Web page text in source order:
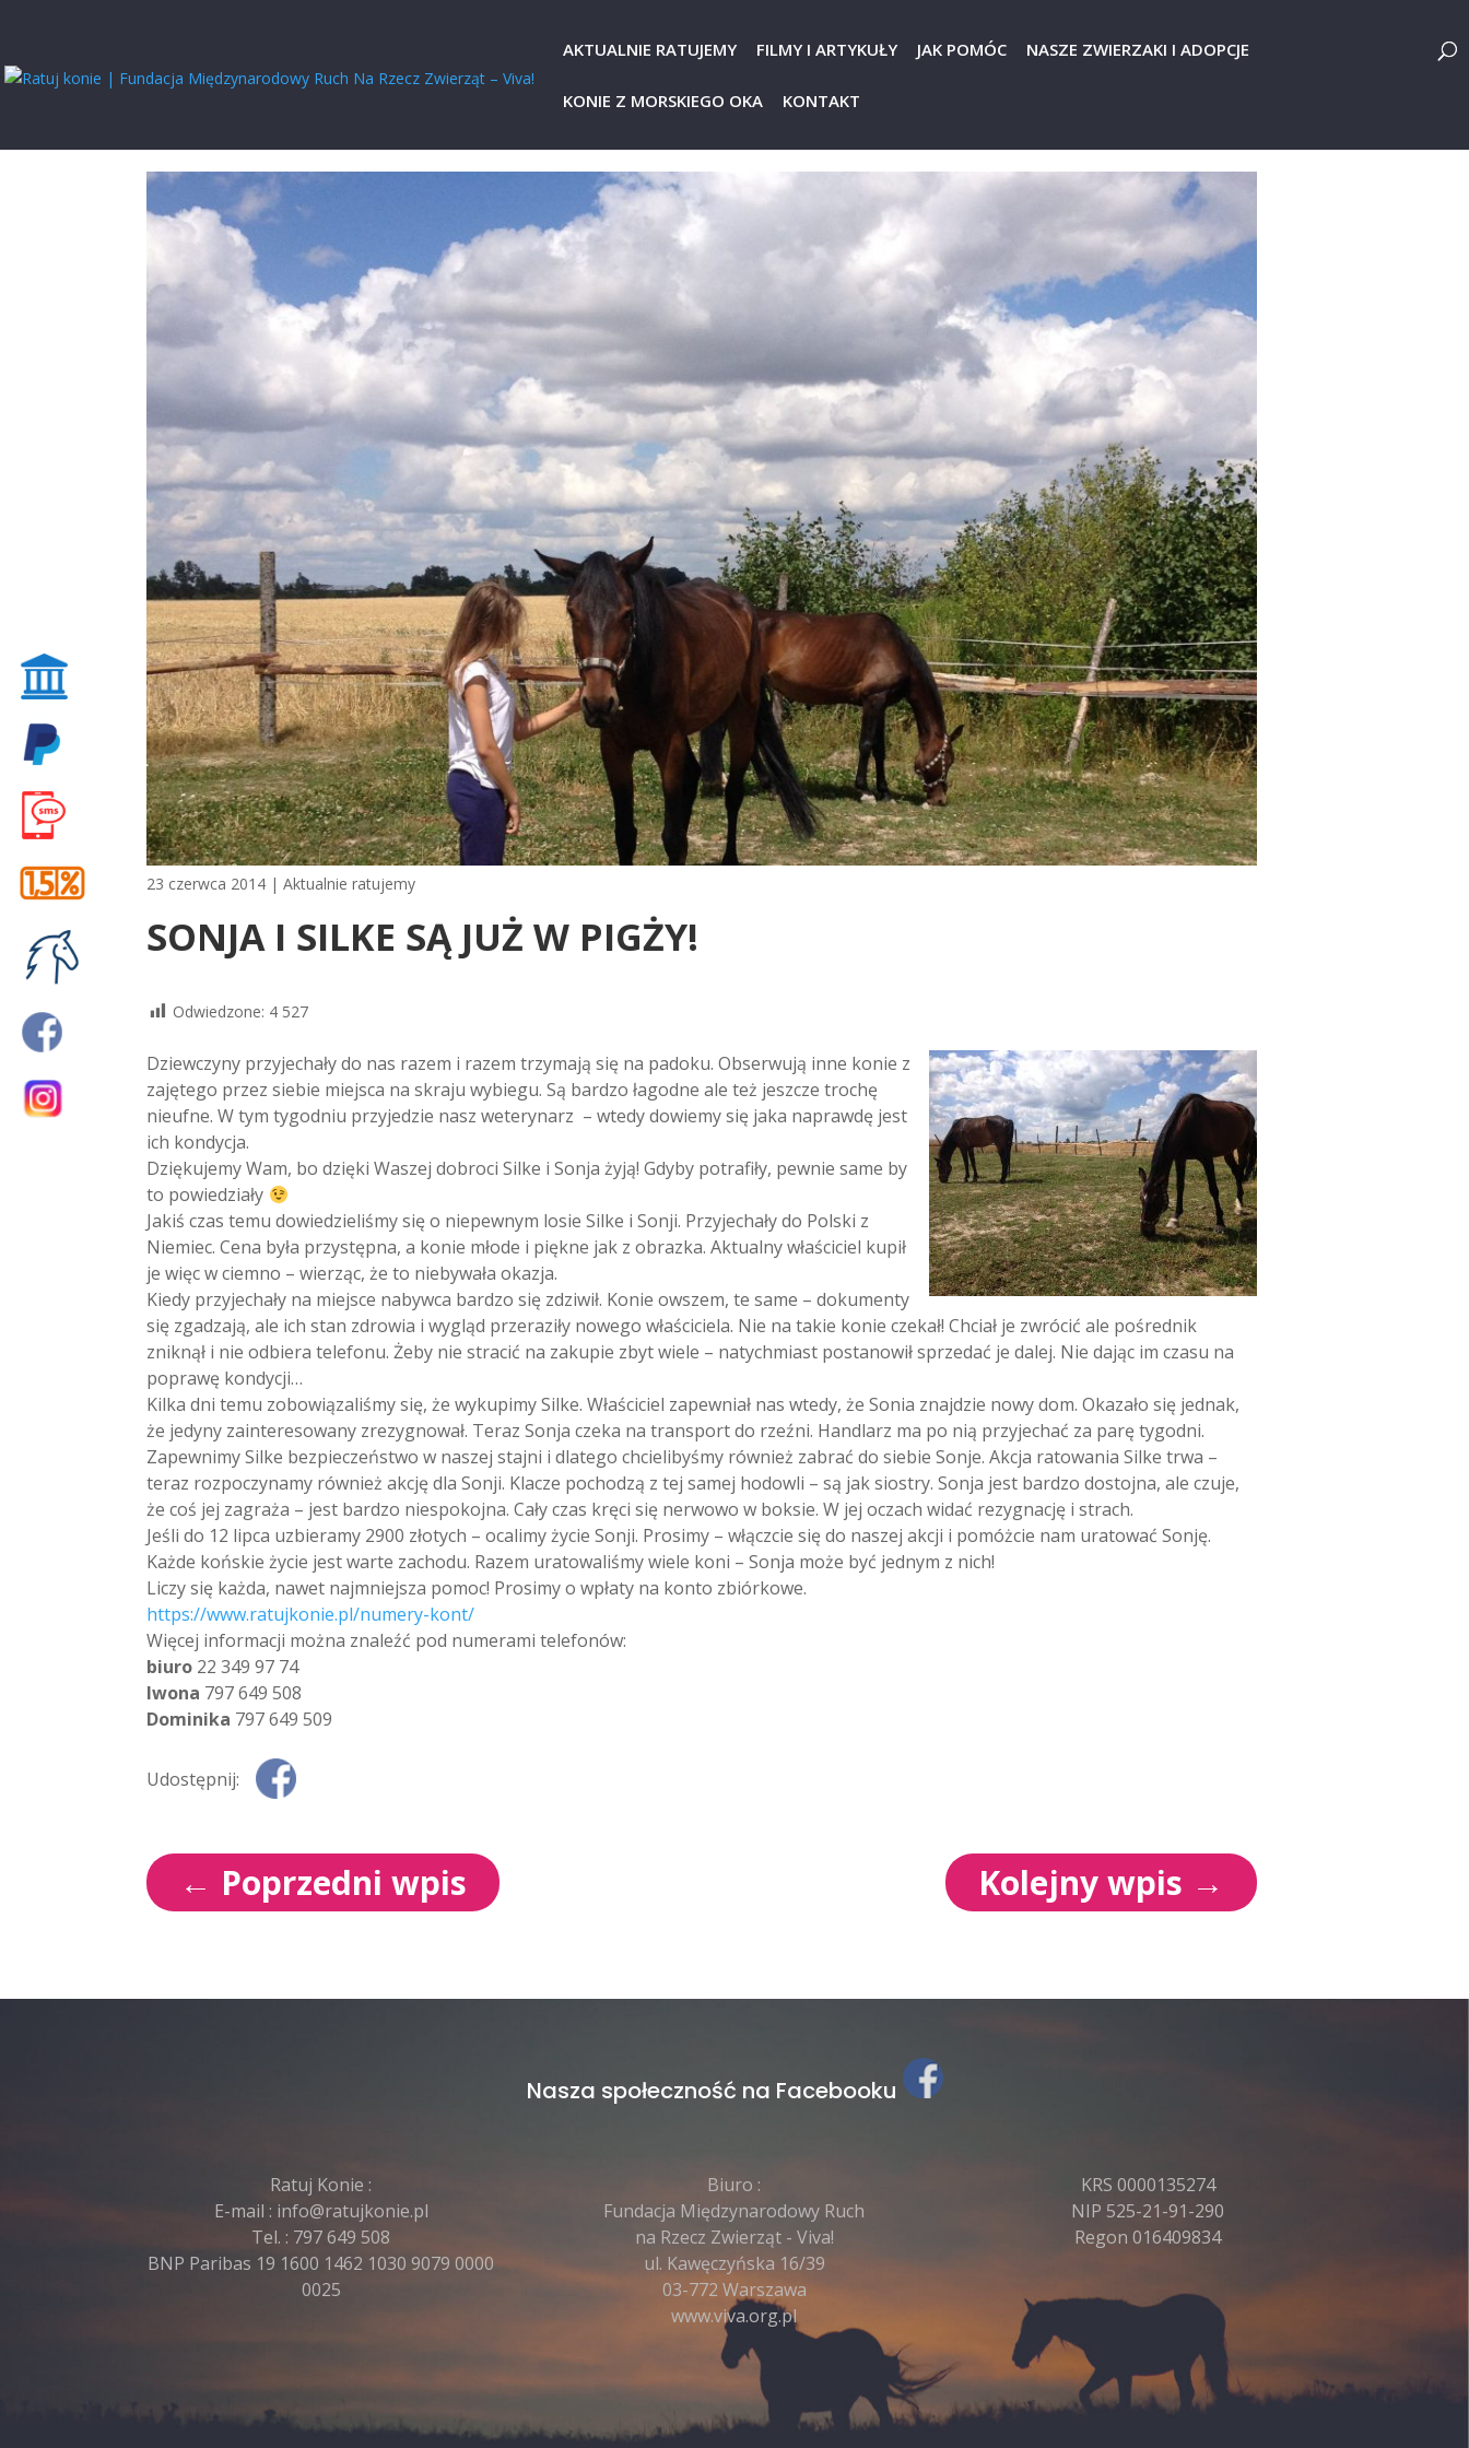
AKTUALNIE RATUJEMY FILMY I ARTYKUŁY JAK POMÓC NASZE ZWIERZAKI I ADOPCJE
KONIE Z MORSKIEGO OKA KONTAKT
23 czerwca 2014 |Aktualnie ratujemy
SONJA I SILKE SĄ JUŻ W PIGŻY!
Odwiedzone: 4 527
Dziewczyny przyjechały do nas razem i razem trzymają się na padoku. Obserwują inne konie z
zajętego przez siebie miejsca na skraju wybiegu. Są bardzo łagodne ale też jeszcze trochę
nieufne. W tym tygodniu przyjedzie nasz weterynarz – wtedy dowiemy się jaka naprawdę jest
ich kondycja.
Dziękujemy Wam, bo dzięki Waszej dobroci Silke i Sonja żyją! Gdyby potrafiły, pewnie same by
to powiedziały
Jakiś czas temu dowiedzieliśmy się o niepewnym losie Silke i Sonji. Przyjechały do Polski z
Niemiec. Cena była przystępna, a konie młode i piękne jak z obrazka. Aktualny właściciel kupił
je więc w ciemno – wierząc, że to niebywała okazja.
Kiedy przyjechały na miejsce nabywca bardzo się zdziwił. Konie owszem, te same – dokumenty
się zgadzają, ale ich stan zdrowia i wygląd przeraziły nowego właściciela. Nie na takie konie czekał! Chciał je zwrócić ale pośrednik
zniknął i nie odbiera telefonu. Żeby nie stracić na zakupie zbyt wiele – natychmiast postanowił sprzedać je dalej. Nie dając im czasu na
poprawę kondycji…
Kilka dni temu zobowiązaliśmy się, że wykupimy Silke. Właściciel zapewniał nas wtedy, że Sonia znajdzie nowy dom. Okazało się jednak,
że jedyny zainteresowany zrezygnował. Teraz Sonja czeka na transport do rzeźni. Handlarz ma po nią przyjechać za parę tygodni.
Zapewnimy Silke bezpieczeństwo w naszej stajni i dlatego chcielibyśmy również zabrać do siebie Sonje. Akcja ratowania Silke trwa –
teraz rozpoczynamy również akcję dla Sonji. Klacze pochodzą z tej samej hodowli – są jak siostry. Sonja jest bardzo dostojna, ale czuje,
że coś jej zagraża – jest bardzo niespokojna. Cały czas kręci się nerwowo w boksie. W jej oczach widać rezygnację i strach.
Jeśli do 12 lipca uzbieramy 2900 złotych – ocalimy życie Sonji. Prosimy – włączcie się do naszej akcji i pomóżcie nam uratować Sonję.
Każde końskie życie jest warte zachodu. Razem uratowaliśmy wiele koni – Sonja może być jednym z nich!
Liczy się każda, nawet najmniejsza pomoc! Prosimy o wpłaty na konto zbiórkowe.
https://www.ratujkonie.pl/numery-kont/
Więcej informacji można znaleźć pod numerami telefonów:
biuro 22 349 97 74
Iwona 797 649 508
Dominika 797 649 509
Udostępnij:
← Poprzedni wpis Kolejny wpis →
Nasza społeczność na Facebooku
Ratuj Konie :
E-mail : info@ratujkonie.pl
Tel. : 797 649 508
BNP Paribas 19 1600 1462 1030 9079 0000
0025
Biuro :
Fundacja Międzynarodowy Ruch
na Rzecz Zwierząt - Viva!
ul. Kawęczyńska 16/39
03-772 Warszawa
www.viva.org.pl
KRS 0000135274
NIP 525-21-91-290
Regon 016409834